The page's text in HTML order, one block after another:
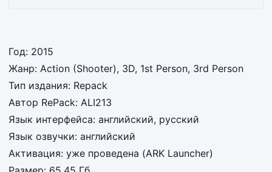
Год: 2015
Жанр: Action (Shooter), 3D, 1st Person, 3rd Person
Тип издания: Repack
Автор RePack: ALI213
Язык интерфейса: английский, русский
Язык озвучки: английский
Активация: уже проведена (ARK Launcher)